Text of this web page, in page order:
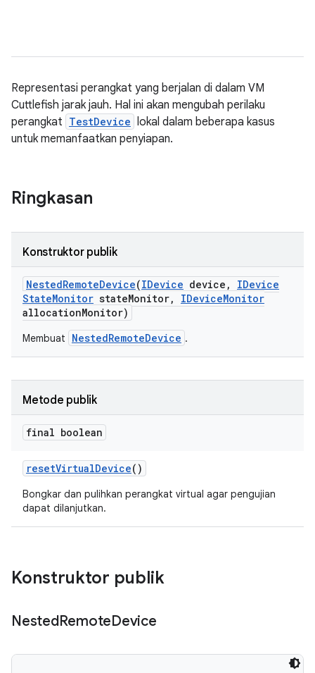
Representasi perangkat yang berjalan di dalam VM
Cuttlefish jarak jauh. Hal ini akan mengubah perilaku
perangkat TestDevice lokal dalam beberapa kasus
untuk memanfaatkan penyiapan.
Ringkasan
Konstruktor publik
NestedRemoteDevice(IDevice device ,
IDevice
StateMonitor stateMonitor, IDeviceMonitor
allocationMonitor)
Membuat NestedRemoteDevice .
Metode publik
final boolean
resetVirtualDevice()
Bongkar dan pulihkan perangkat virtual agar pengujian
dapat dilanjutkan.
Konstruktor publik
NestedRemoteDevice